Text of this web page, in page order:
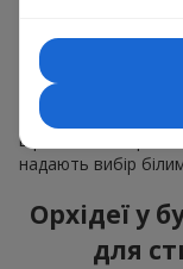
особливої події:
навіть
Для романтики
в рожевих та
надають вибір
Орхідеї у
для